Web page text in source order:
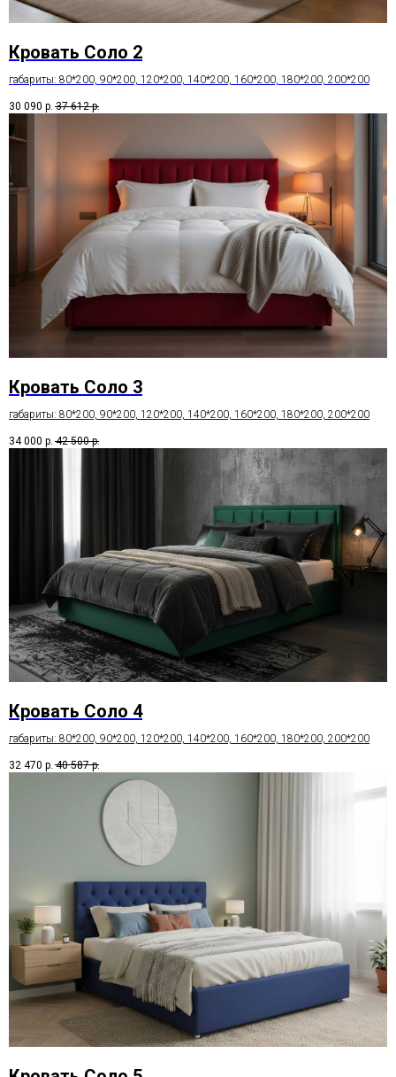
Кровать Соло 2
габариты: 80*200, 90*200, 120*200, 140*200, 160*200, 180*200, 200*200
30 090 р. 37 612 р.
Кровать Соло 3
габариты: 80*200, 90*200, 120*200, 140*200, 160*200, 180*200, 200*200
34 000 р. 42 500 р.
Кровать Соло 4
габариты: 80*200, 90*200, 120*200, 140*200, 160*200, 180*200, 200*200
32 470 р. 40 587 р.